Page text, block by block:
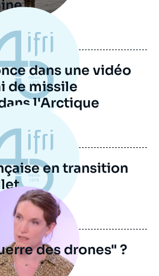
dans une vidéo
de missile
l'Arctique
en transition
des drones" ?